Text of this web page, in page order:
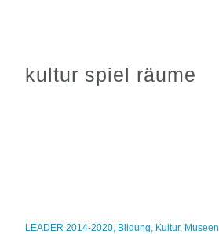
kultur spiel räume
LEADER 2014-2020, Bildung, Kultur, Museen